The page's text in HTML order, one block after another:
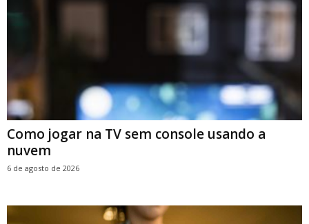
Como jogar na TV sem console usando a
nuvem
6 de agosto de 2026